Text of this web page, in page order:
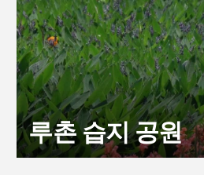
루촌 습지 공원